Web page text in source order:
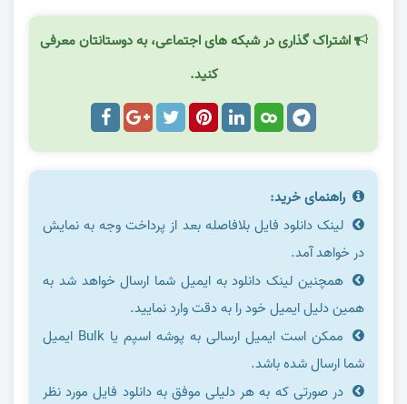
اشتراک گذاری در شبکه های اجتماعی، به دوستانتان معرفی
کنید.
راهنمای خرید:
لینک دانلود فایل بلافاصله بعد از پرداخت وجه به نمایش
در خواهد آمد.
همچنین لینک دانلود به ایمیل شما ارسال خواهد شد به
همین دلیل ایمیل خود را به دقت وارد نمایید.
ممکن است ایمیل ارسالی به پوشه اسپم یا Bulk ایمیل
شما ارسال شده باشد.
در صورتی که به هر دلیلی موفق به دانلود فایل مورد نظر